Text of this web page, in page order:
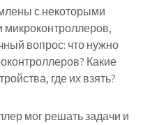
с некоторыми
вопрос: что нужно
Какие
где их взять?
мог решать задачи и